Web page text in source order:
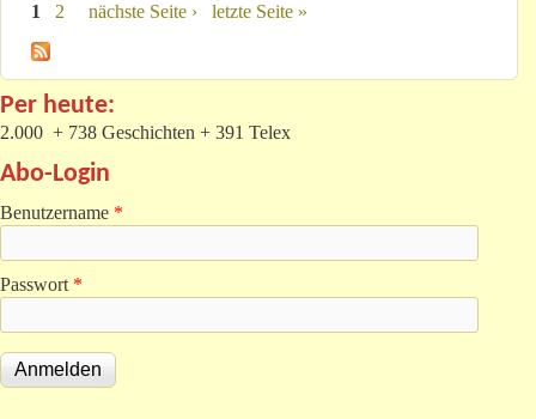
Seiten
1 2 nächste Seite › letzte Seite »
Per heute:
2.000 + 738 Geschichten + 391 Telex
Abo-Login
Benutzername *
Passwort *